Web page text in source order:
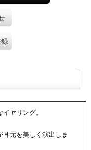
録
ヤリング。
耳元を美しく演出しま